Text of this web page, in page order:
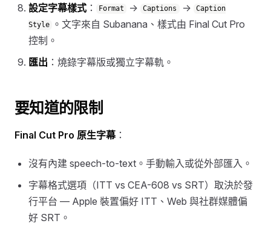
設定字幕樣式 ： Format → Captions →
Caption
Style
。文字來自 Subanana、樣式由 Final Cut Pro
控制。
匯出 ：燒錄字幕版或獨立字幕軌。
要知道的限制
Final Cut Pro 原生字幕：
沒有內建 speech-to-text。手動輸入或從外部匯入。
字幕格式選項（ITT vs CEA-608 vs SRT）取決於發
行平台 — Apple 裝置偏好 ITT、Web 與社群媒體偏
好 SRT。